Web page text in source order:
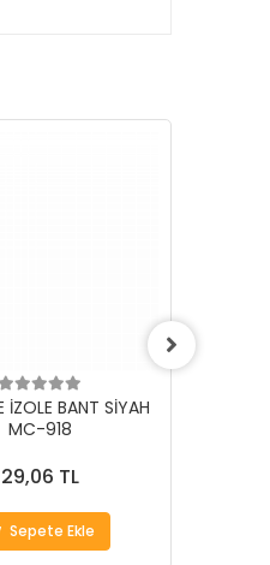
İZOLE BANT SİYAH
MC-918
29,06 TL
Sepete Ekle